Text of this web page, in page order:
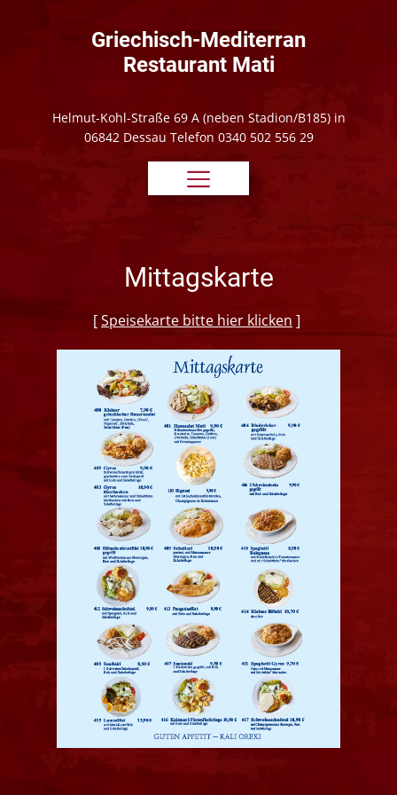
Griechisch-Mediterran
Restaurant Mati
Helmut-Kohl-Straße 69 A (neben Stadion/B185) in
06842 Dessau Telefon 0340 502 556 29
Mittagskarte
[Speisekarte bitte hier klicken ]